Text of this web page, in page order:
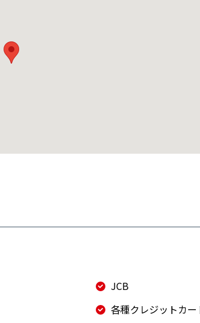
JCB
各種クレジットカー